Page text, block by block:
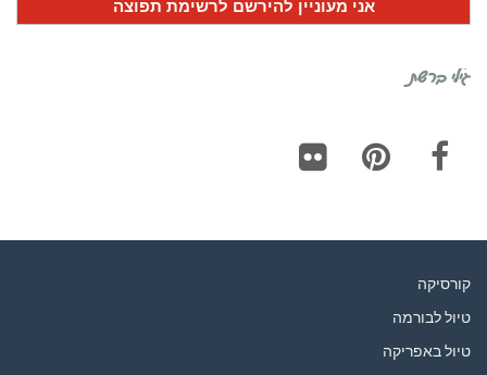
גילי ברשת
קורסיקה
טיול לבורמה
טיול באפריקה